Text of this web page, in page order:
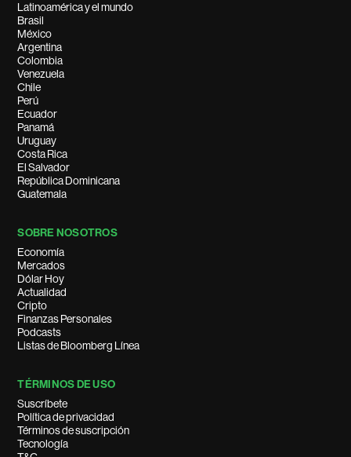
Latinoamérica y el mundo
Brasil
México
Argentina
Colombia
Venezuela
Chile
Perú
Ecuador
Panamá
Uruguay
Costa Rica
El Salvador
República Dominicana
Guatemala
SOBRE NOSOTROS
Economía
Mercados
Dólar Hoy
Actualidad
Cripto
Finanzas Personales
Podcasts
Listas de Bloomberg Línea
TÉRMINOS DE USO
Suscríbete
Política de privacidad
Términos de suscripción
Tecnología